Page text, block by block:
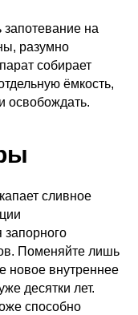
на
разумно
собирает
ёмкость,
освобождать.
сливное
запорного
Поменяйте лишь
новое внутреннее
десятки лет.
способно